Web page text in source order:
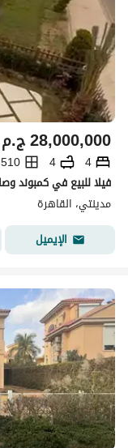
ج.م28,000,000
4
4
510 متر مربع
مدينتي، القاهرة
الإيميل